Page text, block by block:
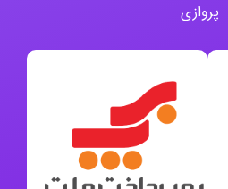
پروازی